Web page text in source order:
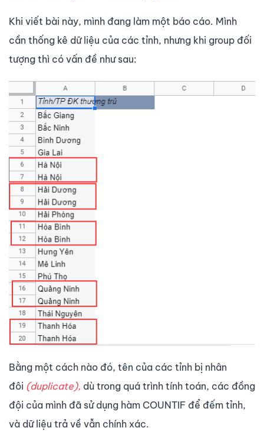
Khi viết bài này, mình đang làm một báo cáo. Mình
cần thống kê dữ liệu của các tỉnh, nhưng khi group đối
tượng thì có vấn đề như sau:
Bằng một cách nào đó, tên của các tỉnh bị nhân
đôi (duplicate), dù trong quá trình tính toán, các đồng
đội của mình đã sử dụng hàm COUNTIF để đếm tỉnh,
và dữ liệu trả về vẫn chính xác.